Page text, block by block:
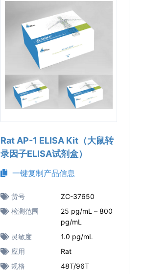
Rat AP-1 ELISA Kit（大鼠转
录因子ELISA试剂盒）
一键复制产品信息
货号
ZC-37650
检测范围
25 pg/mL – 800
pg/mL
灵敏度
1.0 pg/mL
应用
Rat
规格
48T/96T